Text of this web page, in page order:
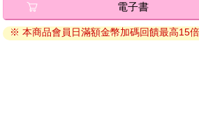
退換貨須知：
因版權保護，您在金石堂所購買的電
電子書
※ 本商品會員日滿額金幣加碼回饋最高15倍